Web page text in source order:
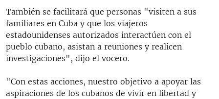
También se facilitará que personas "visiten a sus
familiares en Cuba y que los viajeros
estadounidenses autorizados interactúen con el
pueblo cubano, asistan a reuniones y realicen
investigaciones", dijo el vocero.
"Con estas acciones, nuestro objetivo a apoyar las
aspiraciones de los cubanos de vivir en libertad y